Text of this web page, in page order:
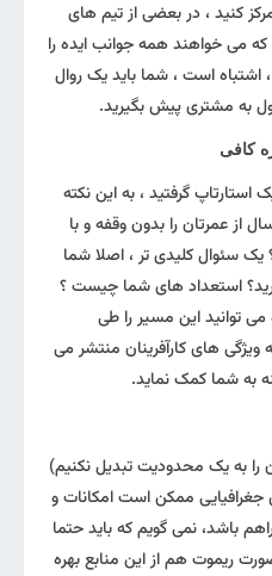
کنید ، در بعضی از تیم های
می خواهند همه جوانب ایده را
اشتباه است ، شما باید یک روال
به مشتری پیش بگیرید.
گرفتید ، به این نکته
از عمرتان را بدون وقفه و با
یک سئوال کلیدی تر ، اصلا شما
استعداد های شما چیست ؟
توانید این مسیر را طی
ویژگی های کارآفرینان منتشر می
به شما کمک نماید.
را به یک محدودیت تبدیل نکنیم)
ممکن است امکانات و
باشد، نمی گویم که باید حتما
ریموت هم از این منابع بهره